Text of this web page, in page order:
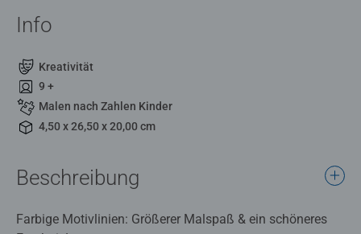
Info
Kreativität
9 +
Malen nach Zahlen Kinder
4,50 x 26,50 x 20,00 cm
Beschreibung
Farbige Motivlinien: Größerer Malspaß & ein schöneres